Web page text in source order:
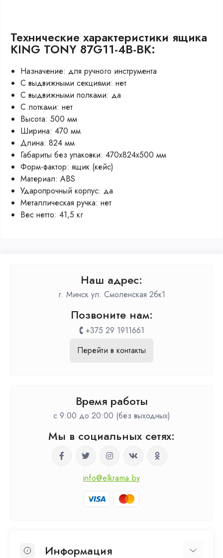
Технические характеристики ящика
KING TONY 87G11-4B-BK:
Назначение: для ручного инструмента
С выдвижными секциями: нет
С выдвижными полками: да
С лотками: нет
Высота: 500 мм
Ширина: 470 мм
Длина: 824 мм
Габариты без упаковки: 470х824х500 мм
Форм-фактор: ящик (кейс)
Материал: ABS
Ударопрочный корпус: да
Металлическая ручка: нет
Вес нетто: 41,5 кг
Наш адрес:
г. Минск ул. Смоленская 2бк1
Позвоните нам:
+375 29 1911661
Перейти в контакты
Время работы
c 9:00 до 20:00 (без выходных)
Мы в социальных сетях:
info@elkrama.by
Информация